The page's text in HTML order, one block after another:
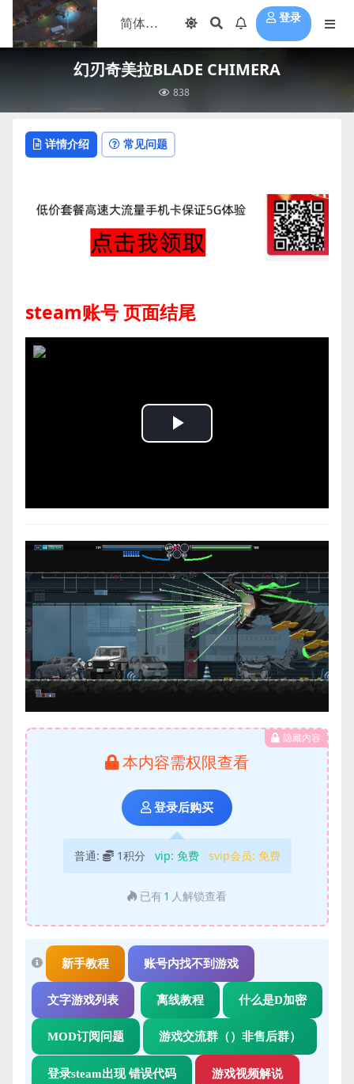
登录
幻刃奇美拉BLADE CHIMERA
838
详情介绍 常见问题
steam账号 页面结尾
Play
隐藏内容
本内容需权限查看
登录后购买
普通: 1积分 vip: 免费 svip会员: 免费
已有 1 人解锁查看
新手教程 账号内找不到游戏
文字游戏列表 离线教程 什么是D加密
MOD订阅问题 游戏交流群（）非售后群）
登录steam出现 错误代码 游戏视频解说